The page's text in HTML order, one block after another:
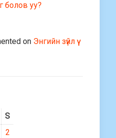
болов уу?
on Энгийн зүйл үү
S
2